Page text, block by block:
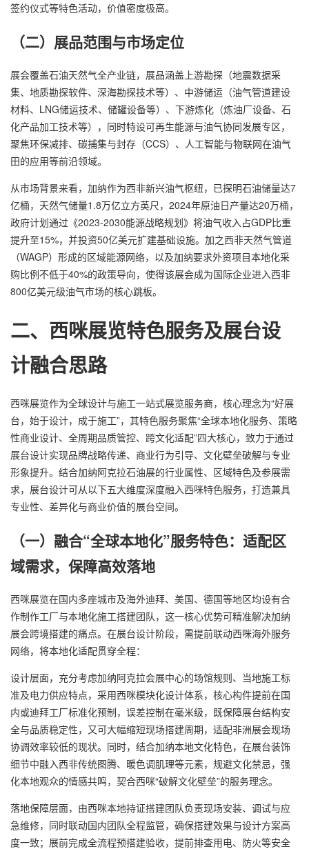
签约仪式等特色活动，价值密度极高。
（二）展品范围与市场定位
展会覆盖石油天然气全产业链，展品涵盖上游勘探（地震数据采
集、地质勘探软件、深海勘探技术等）、中游储运（油气管道建设
材料、LNG储运技术、储罐设备等）、下游炼化（炼油厂设备、石
化产品加工技术等），同时特设可再生能源与油气协同发展专区，
聚焦环保减排、碳捕集与封存（CCS）、人工智能与物联网在油气
田的应用等前沿领域。
从市场背景来看，加纳作为西非新兴油气枢纽，已探明石油储量达7
亿桶，天然气储量1.8万亿立方英尺，2024年原油日产量达20万桶，
政府计划通过《2023-2030能源战略规划》将油气收入占GDP比重
提升至15%，并投资50亿美元扩建基础设施。加之西非天然气管道
（WAGP）形成的区域能源网络，以及加纳要求外资项目本地化采
购比例不低于40%的政策导向，使得该展会成为国际企业进入西非
800亿美元级油气市场的核心跳板。
二、西咪展览特色服务及展台设
计融合思路
西咪展览作为全球设计与施工一站式展览服务商，核心理念为“好展
台，始于设计，成于施工”，其特色服务聚焦“全球本地化服务、策略
性商业设计、全周期品质管控、跨文化适配”四大核心，致力于通过
展台设计实现品牌战略传递、商业行为引导、文化壁垒破解与专业
形象提升。结合加纳阿克拉石油展的行业属性、区域特色及参展需
求，展台设计可从以下五大维度深度融入西咪特色服务，打造兼具
专业性、差异化与商业价值的展台空间。
（一）融合“全球本地化”服务特色：适配区
域需求，保障高效落地
西咪展览在国内多座城市及海外迪拜、美国、德国等地区均设有合
作制作工厂与本地化施工搭建团队，这一核心优势可精准解决加纳
展会跨境搭建的痛点。在展台设计阶段，需提前联动西咪海外服务
网络，将本地化适配贯穿全程：
设计层面，充分考虑加纳阿克拉会展中心的场馆规则、当地施工标
准及电力供应特点，采用西咪模块化设计体系，核心构件提前在国
内或迪拜工厂标准化预制，误差控制在毫米级，既保障展台结构安
全与品质稳定性，又可大幅缩短现场搭建周期，适配非洲展会现场
协调效率较低的现状。同时，结合加纳本地文化特色，在展台装饰
细节中融入西非传统图腾、暖色调肌理等元素，规避文化禁忌，强
化本地观众的情感共鸣，契合西咪“破解文化壁垒”的服务理念。
落地保障层面，由西咪本地持证搭建团队负责现场安装、调试与应
急维修，同时联动国内团队全程监管，确保搭建效果与设计方案高
度一致；展前完成全流程预搭建验收，提前排查用电、防火等安全